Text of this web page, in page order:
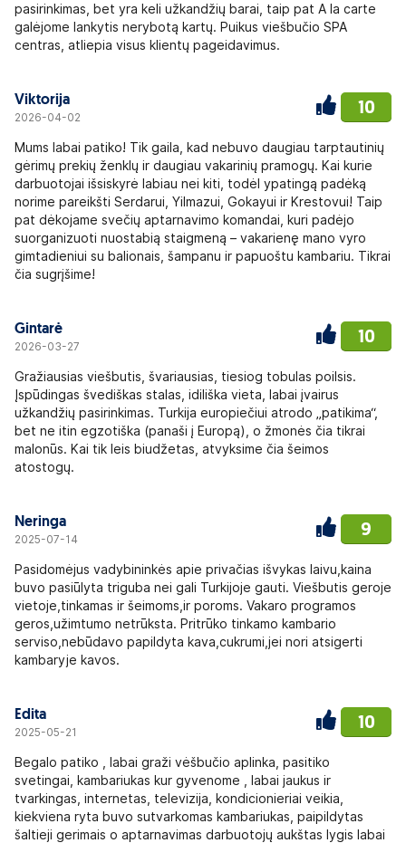
pasirinkimas, bet yra keli užkandžių barai, taip pat A la carte
galėjome lankytis nerybotą kartų. Puikus viešbučio SPA
centras, atliepia visus klientų pageidavimus.
Viktorija
2026-04-02 10
Mums labai patiko! Tik gaila, kad nebuvo daugiau tarptautinių
gėrimų prekių ženklų ir daugiau vakarinių pramogų. Kai kurie
darbuotojai išsiskyrė labiau nei kiti, todėl ypatingą padėką
norime pareikšti Serdarui, Yilmazui, Gokayui ir Krestovui! Taip
pat dėkojame svečių aptarnavimo komandai, kuri padėjo
suorganizuoti nuostabią staigmeną – vakarienę mano vyro
gimtadieniui su balionais, šampanu ir papuoštu kambariu. Tikrai
čia sugrįšime!
Gintarė
2026-03-27 10
Gražiausias viešbutis, švariausias, tiesiog tobulas poilsis.
Įspūdingas švediškas stalas, idiliška vieta, labai įvairus
užkandžių pasirinkimas. Turkija europiečiui atrodo „patikima“,
bet ne itin egzotiška (panaši į Europą), o žmonės čia tikrai
malonūs. Kai tik leis biudžetas, atvyksime čia šeimos
atostogų.
Neringa
2025-07-14 9
Pasidomėjus vadybininkės apie privačias išvykas laivu,kaina
buvo pasiūlyta triguba nei gali Turkijoje gauti. Viešbutis geroje
vietoje,tinkamas ir šeimoms,ir poroms. Vakaro programos
geros,užimtumo netrūksta. Pritrūko tinkamo kambario
serviso,nebūdavo papildyta kava,cukrumi,jei nori atsigerti
kambaryje kavos.
Edita
2025-05-21 10
Begalo patiko , labai graži vėšbučio aplinka, pasitiko
svetingai, kambariukas kur gyvenome , labai jaukus ir
tvarkingas, internetas, televizija, kondicionieriai veikia,
kiekviena ryta buvo sutvarkomas kambariukas, paipildytas
šaltieji gerimais o aptarnavimas darbuotojų aukštas lygis labai